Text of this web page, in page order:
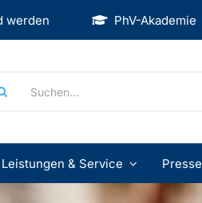
werden PhV-Akademie
Leistungen & Service Presse